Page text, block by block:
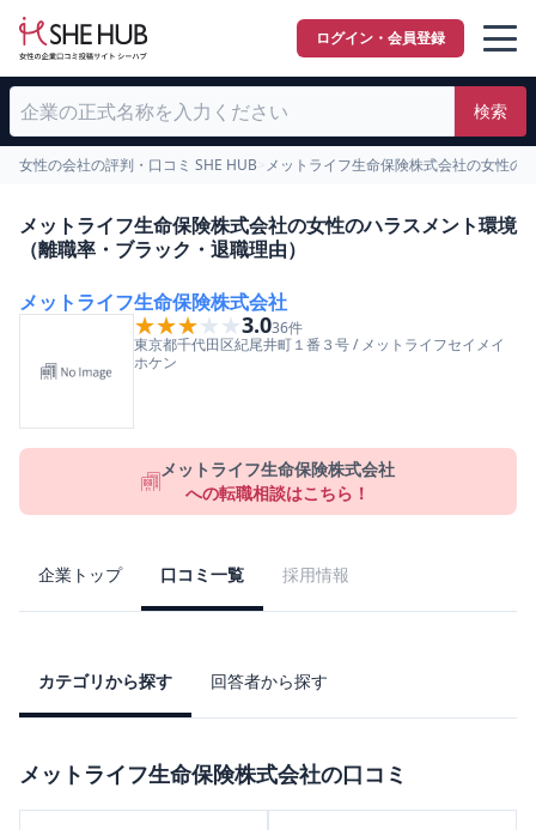
ログイン・会員登録
検索
女性の会社の評判・口コミ SHE HUB メットライフ生命保険株式会社の女性の
メットライフ生命保険株式会社の女性のハラスメント環境
（離職率・ブラック・退職理由）
メットライフ生命保険株式会社
★★★★★
★★★★★3.036件
東京都千代田区紀尾井町１番３号/ メットライフセイメイ
ホケン
メットライフ生命保険株式会社
への転職相談はこちら！
企業トップ 口コミ一覧 採用情報
カテゴリから探す 回答者から探す
メットライフ生命保険株式会社の口コミ